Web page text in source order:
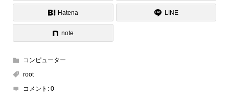
Hatena LINE
note
コンピューター
root
コメント: 0